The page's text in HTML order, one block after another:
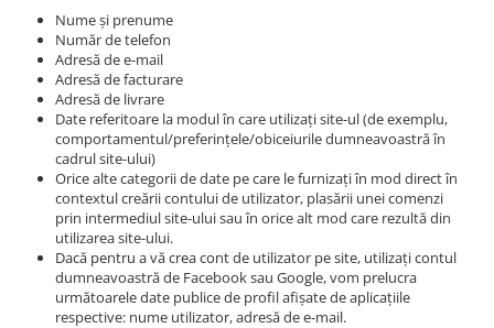
Osciloscoape TELEDYNE LECROY
Osciloscoape UNI-T
Nume și prenume
Număr de telefon
Adresă de e-mail
Adresă de facturare
Adresă de livrare
Date referitoare la modul în care utilizați site-ul (de exemplu,
comportamentul/preferințele/obiceiurile dumneavoastră în
cadrul site-ului)
Orice alte categorii de date pe care le furnizați în mod direct în
contextul creării contului de utilizator, plasării unei comenzi
prin intermediul site-ului sau în orice alt mod care rezultă din
utilizarea site-ului.
Dacă pentru a vă crea cont de utilizator pe site, utilizați contul
dumneavoastră de Facebook sau Google, vom prelucra
următoarele date publice de profil afişate de aplicațiile
respective: nume utilizator, adresă de e-mail.